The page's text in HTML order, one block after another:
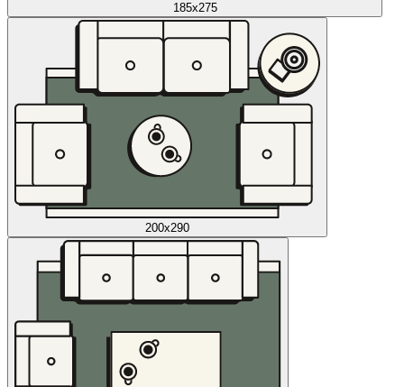
185x275
200x290